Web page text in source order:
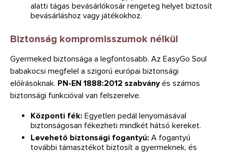
alatti tágas bevásárlókosár rengeteg helyet biztosít
bevásárláshoz vagy játékokhoz.
Biztonság kompromisszumok nélkül
Gyermeked biztonsága a legfontosabb. Az EasyGo Soul
babakocsi megfelel a szigorú európai biztonsági
előírásoknak. PN-EN 1888:2012 szabvány és számos
biztonsági funkcióval van felszerelve.
Központi fék: Egyetlen pedál lenyomásával
biztonságosan fékezheti mindkét hátsó kereket.
Levehető biztonsági fogantyú: A fogantyú
további támasztékot biztosít a gyermeknek, és